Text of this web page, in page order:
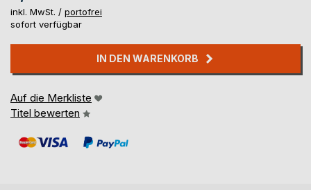
inkl. MwSt. / portofrei
sofort verfügbar
IN DEN WARENKORB
Auf die Merkliste
Titel bewerten